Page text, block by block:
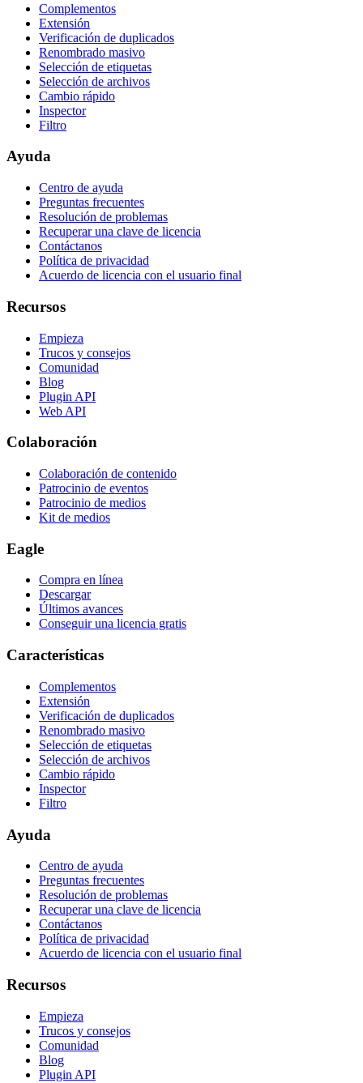
Complementos
Extensión
Verificación de duplicados
Renombrado masivo
Selección de etiquetas
Selección de archivos
Cambio rápido
Inspector
Filtro
Ayuda
Centro de ayuda
Preguntas frecuentes
Resolución de problemas
Recuperar una clave de licencia
Contáctanos
Política de privacidad
Acuerdo de licencia con el usuario final
Recursos
Empieza
Trucos y consejos
Comunidad
Blog
Plugin API
Web API
Colaboración
Colaboración de contenido
Patrocinio de eventos
Patrocinio de medios
Kit de medios
Eagle
Compra en línea
Descargar
Últimos avances
Conseguir una licencia gratis
Características
Complementos
Extensión
Verificación de duplicados
Renombrado masivo
Selección de etiquetas
Selección de archivos
Cambio rápido
Inspector
Filtro
Ayuda
Centro de ayuda
Preguntas frecuentes
Resolución de problemas
Recuperar una clave de licencia
Contáctanos
Política de privacidad
Acuerdo de licencia con el usuario final
Recursos
Empieza
Trucos y consejos
Comunidad
Blog
Plugin API